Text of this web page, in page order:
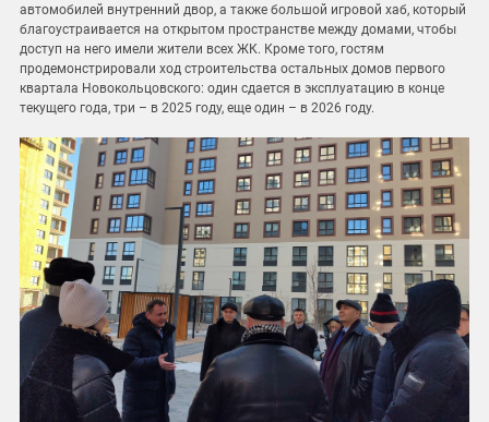
автомобилей внутренний двор, а также большой игровой хаб, который
благоустраивается на открытом пространстве между домами, чтобы
доступ на него имели жители всех ЖК. Кроме того, гостям
продемонстрировали ход строительства остальных домов первого
квартала Новокольцовского: один сдается в эксплуатацию в конце
текущего года, три – в 2025 году, еще один – в 2026 году.